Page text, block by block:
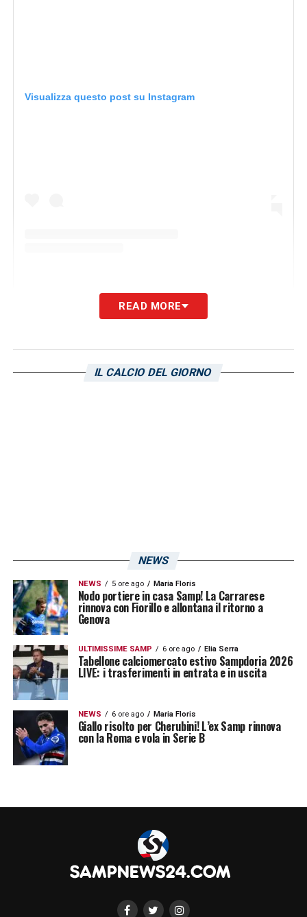
Visualizza questo post su Instagram
READ MORE
IL CALCIO DEL GIORNO
NEWS
NEWS 5 ore ago Maria Floris
Nodo portiere in casa Samp! La Carrarese
rinnova con Fiorillo e allontana il ritorno a
Genova
ULTIMISSIME SAMP 6 ore ago Elia Serra
Tabellone calciomercato estivo Sampdoria 2026
LIVE: i trasferimenti in entrata e in uscita
NEWS 6 ore ago Maria Floris
Giallo risolto per Cherubini! L’ex Samp rinnova
con la Roma e vola in Serie B